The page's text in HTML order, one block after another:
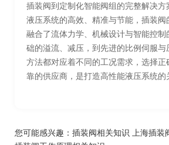
插装阀到定制化智能阀组的完整解决方
液压系统的高效、精准与节能，插装阀
融合了流体力学、机械设计与智能控制
础的溢流、减压，到先进的比例伺服与
方法都对应着不同的工况需求，选择正
靠的供应商，是打造高性能液压系统的
您可能感兴趣： 插装阀相关知识
上海插